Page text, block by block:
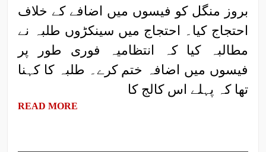
بروز منگل کو فیسوں میں اضافے کے خلاف
احتجاج کیا۔ احتجاج میں سینکڑوں طلبہ نے
مطالبہ کیا کہ انتظامیہ فوری طور پر
فیسوں میں اضافہ ختم کرے۔ طلبہ کا کہنا
تھا کہ پہلے اس کالج کا
READ MORE